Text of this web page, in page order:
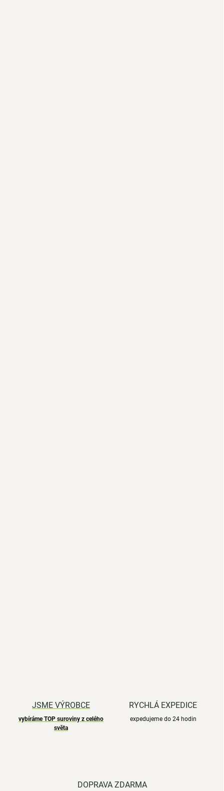
JSME VÝROBCE
vybíráme TOP suroviny z celého
světa
RYCHLÁ EXPEDICE
expedujeme do 24 hodin
DOPRAVA ZDARMA